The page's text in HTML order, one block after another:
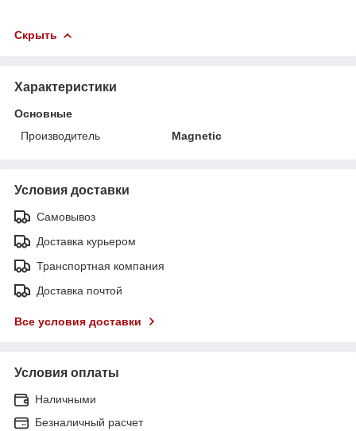
Скрыть
Характеристики
Основные
Производитель
Magnetic
Условия доставки
Самовывоз
Доставка курьером
Транспортная компания
Доставка почтой
Все условия доставки
Условия оплаты
Наличными
Безналичный расчет